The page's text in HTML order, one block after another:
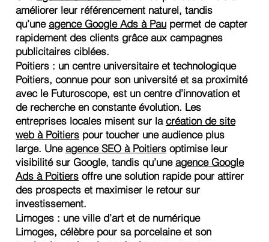
améliorer leur référencement naturel, tandis
qu’uneagence Google Ads à Pau permet de capter
rapidement des clients grâce aux campagnes
publicitaires ciblées.
Poitiers : un centre universitaire et technologique
Poitiers, connue pour son université et sa proximité
avec le Futuroscope, est un centre d’innovation et
de recherche en constante évolution. Les
entreprises locales misent sur lacréation de site
web à Poitiers pour toucher une audience plus
large. Uneagence SEO à Poitiers optimise leur
visibilité sur Google, tandis qu’uneagence Google
Ads à Poitiers offre une solution rapide pour attirer
des prospects et maximiser le retour sur
investissement.
Limoges : une ville d’art et de numérique
Limoges, célèbre pour sa porcelaine et son